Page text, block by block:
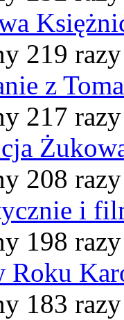
219 razy
z
217 razy
208 razy
i
198 razy
Roku
183 razy